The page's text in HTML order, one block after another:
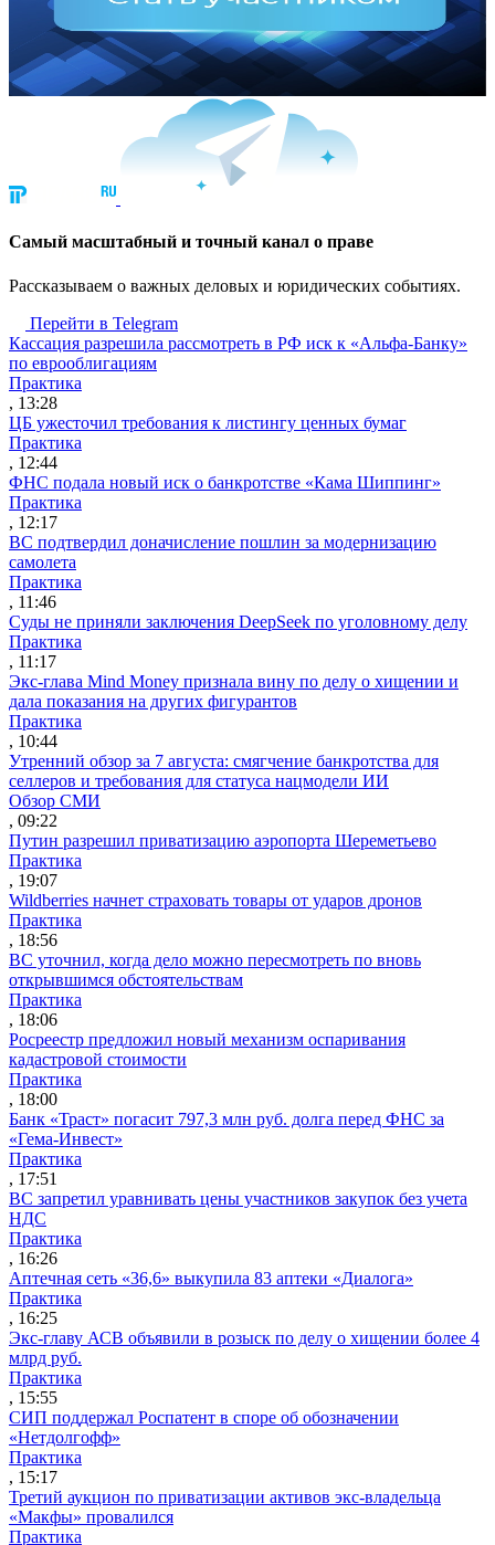
Cамый масштабный и точный канал о праве
Рассказываем о важных деловых и юридических событиях.
Перейти в Telegram
Кассация разрешила рассмотреть в РФ иск к «Альфа-Банку»
по еврооблигациям
Практика
, 13:28
ЦБ ужесточил требования к листингу ценных бумаг
Практика
, 12:44
ФНС подала новый иск о банкротстве «Кама Шиппинг»
Практика
, 12:17
ВС подтвердил доначисление пошлин за модернизацию
самолета
Практика
, 11:46
Суды не приняли заключения DeepSeek по уголовному делу
Практика
, 11:17
Экс-глава Mind Money признала вину по делу о хищении и
дала показания на других фигурантов
Практика
, 10:44
Утренний обзор за 7 августа: смягчение банкротства для
селлеров и требования для статуса нацмодели ИИ
Обзор СМИ
, 09:22
Путин разрешил приватизацию аэропорта Шереметьево
Практика
, 19:07
Wildberries начнет страховать товары от ударов дронов
Практика
, 18:56
ВС уточнил, когда дело можно пересмотреть по вновь
открывшимся обстоятельствам
Практика
, 18:06
Росреестр предложил новый механизм оспаривания
кадастровой стоимости
Практика
, 18:00
Банк «Траст» погасит 797,3 млн руб. долга перед ФНС за
«Гема-Инвест»
Практика
, 17:51
ВС запретил уравнивать цены участников закупок без учета
НДС
Практика
, 16:26
Аптечная сеть «36,6» выкупила 83 аптеки «Диалога»
Практика
, 16:25
Экс-главу АСВ объявили в розыск по делу о хищении более 4
млрд руб.
Практика
, 15:55
СИП поддержал Роспатент в споре об обозначении
«Нетдолгофф»
Практика
, 15:17
Третий аукцион по приватизации активов экс-владельца
«Макфы» провалился
Практика